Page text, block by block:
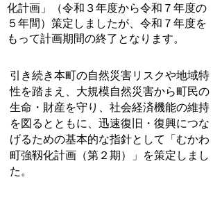
化計画」（令和３年度から令和７年度の
５年間）策定し ましたが、 令和 ７年度を
もって計画期間の終了となります。
引き続き本町の自然災害リスクや地域特
性を踏まえ、大規模自然災害から町民の
生命・財産を守り、社会経済機能の維持
を図るとともに、迅速復旧・復興につな
げるための基本的な指針として「むかわ
町強靱化計画（第２期）」を策定しまし
た。